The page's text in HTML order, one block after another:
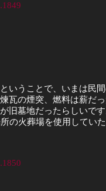
いうことで、いまは民
瓦の煙突、燃料は薪だ
旧墓地だったらしいで
の火葬場を使用してい